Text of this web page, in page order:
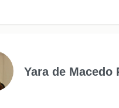
Yara de Macedo